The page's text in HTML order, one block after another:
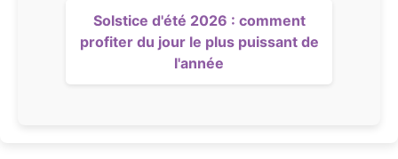
Solstice d'été 2026 : comment
profiter du jour le plus puissant de
l'année